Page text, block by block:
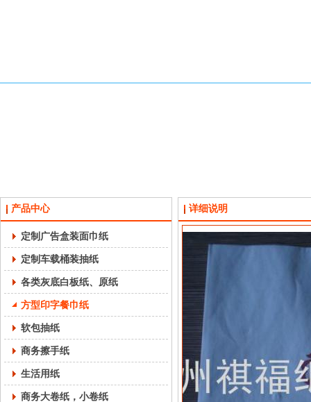
产品中心
定制广告盒装面巾纸
定制车载桶装抽纸
各类灰底白板纸、原纸
方型印字餐巾纸
软包抽纸
商务擦手纸
生活用纸
商务大卷纸，小卷纸
详细说明